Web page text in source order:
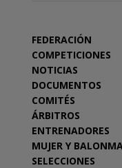
FEDERACIÓN
COMPETICIONES
NOTICIAS
DOCUMENTOS
COMITÉS
ÁRBITROS
ENTRENADORES
MUJER Y
SELECCIONES